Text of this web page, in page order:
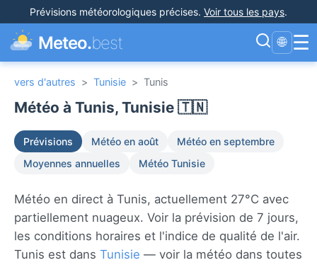
Prévisions météorologiques précises. Voir tous les pays.
Meteo.best 🌐 ☰
vers d'autres > Tunisie > Tunis
Météo à Tunis, Tunisie 🇹🇳
Prévisions Météo en août
Météo en septembre
Moyennes annuelles
Météo Tunisie
Météo en direct à Tunis, actuellement 27°C avec
partiellement nuageux. Voir la prévision de 7 jours,
les conditions horaires et l'indice de qualité de l'air.
Tunis est dans Tunisie — voir la météo dans toutes